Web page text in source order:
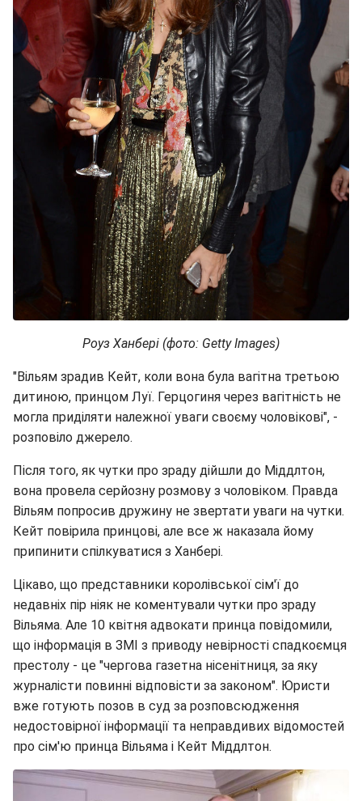
Роуз Ханбері (фото: Getty Images)
"Вільям зрадив Кейт, коли вона була вагітна третьою
дитиною, принцом Луї. Герцогиня через вагітність не
могла приділяти належної уваги своєму чоловікові", -
розповіло джерело.
Після того, як чутки про зраду дійшли до Міддлтон,
вона провела серйозну розмову з чоловіком. Правда
Вільям попросив дружину не звертати уваги на чутки.
Кейт повірила принцові, але все ж наказала йому
припинити спілкуватися з Ханбері.
Цікаво, що представники королівської сім'ї до
недавніх пір ніяк не коментували чутки про зраду
Вільяма. Але 10 квітня адвокати принца повідомили,
що інформація в ЗМІ з приводу невірності спадкоємця
престолу - це "чергова газетна нісенітниця, за яку
журналісти повинні відповісти за законом". Юристи
вже готують позов в суд за розповсюдження
недостовірної інформації та неправдивих відомостей
про сім'ю принца Вільяма і Кейт Міддлтон.